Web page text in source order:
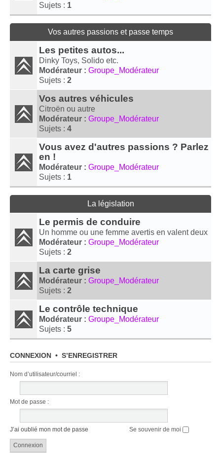
Sujets : 1
Vos autres passions et passe temps
Les petites autos...
Dinky Toys, Solido etc.
Modérateur : Groupe_Modérateur
Sujets : 2
Vos autres véhicules
Citroën ou autre
Modérateur : Groupe_Modérateur
Sujets : 4
Vous avez d'autres passions ? Parlez
en !
Modérateur : Groupe_Modérateur
Sujets : 1
La législation
Le permis de conduire
Un homme ou une femme avertis en valent deux
Modérateur : Groupe_Modérateur
Sujets : 2
La carte grise
Modérateur : Groupe_Modérateur
Sujets : 2
Le contrôle technique
Modérateur : Groupe_Modérateur
Sujets : 5
CONNEXION • S’ENREGISTRER
Nom d’utilisateur/​courriel :
Mot de passe :
J’ai oublié mon mot de passe Se souvenir de moi